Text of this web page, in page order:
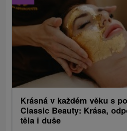
Krásná v každém věku s
Classic Beauty: Krása,
těla i duše